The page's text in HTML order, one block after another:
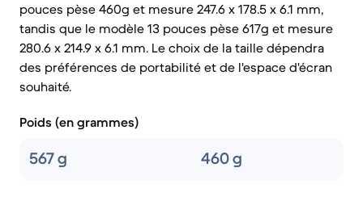
pouces pèse 460g et mesure 247.6 x 178.5 x 6.1 mm,
tandis que le modèle 13 pouces pèse 617g et mesure
280.6 x 214.9 x 6.1 mm. Le choix de la taille dépendra
des préférences de portabilité et de l'espace d'écran
souhaité.
Poids (en grammes)
567 g 460 g